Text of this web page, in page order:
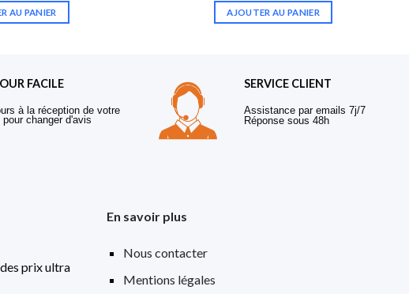
AU PANIER AJOUTER AU PANIER
FACILE
à la réception de votre
changer d'avis
SERVICE CLIENT
Assistance par emails 7j/7
Réponse sous 48h
prix ultra
En savoir plus
Nous contacter
Mentions légales